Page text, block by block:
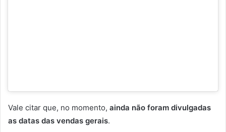
Vale citar que, no momento, ainda não foram divulgadas
as datas das vendas gerais.